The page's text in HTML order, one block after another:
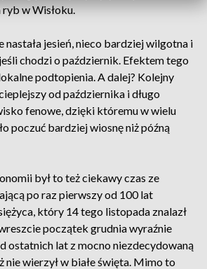
w Wisłoku.
nastała jesień, nieco bardziej wilgotna i
chodzi o październik. Efektem tego
podtopienia. A dalej? Kolejny
od października i długo
fenowe, dzięki któremu w wielu
poczuć bardziej wiosnę niż późną
był to też ciekawy czas ze
po raz pierwszy od 100 lat
który 14 tego listopada znalazł
początek grudnia wyraźnie
ostatnich lat z mocno niezdecydowaną
nie wierzył w białe święta. Mimo to